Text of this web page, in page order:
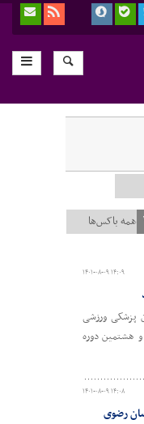
۱۴۰۱-۰۸-۰۹ ۱۴:۰۹
پزشکی ورزشی
هشتمین دوره
۱۴۰۱-۰۸-۰۹ ۱۴:۰۸
رضوی